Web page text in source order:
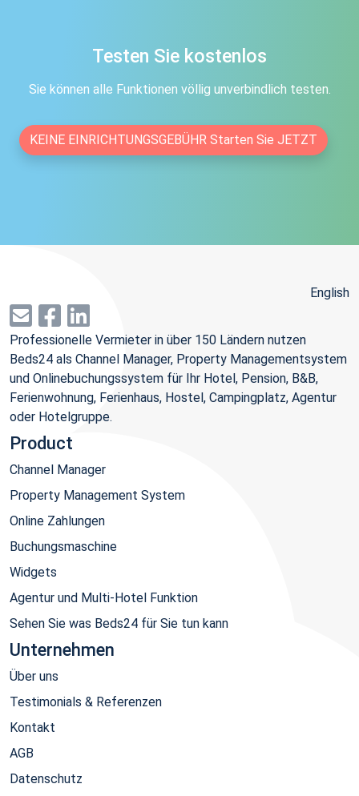
Testen Sie kostenlos
Sie können alle Funktionen völlig unverbindlich testen.
KEINE EINRICHTUNGSGEBÜHR Starten Sie JETZT
English
Professionelle Vermieter in über 150 Ländern nutzen
Beds24 als Channel Manager, Property Managementsystem
und Onlinebuchungssystem für Ihr Hotel, Pension, B&B,
Ferienwohnung, Ferienhaus, Hostel, Campingplatz, Agentur
oder Hotelgruppe.
Product
Channel Manager
Property Management System
Online Zahlungen
Buchungsmaschine
Widgets
Agentur und Multi-Hotel Funktion
Sehen Sie was Beds24 für Sie tun kann
Unternehmen
Über uns
Testimonials & Referenzen
Kontakt
AGB
Datenschutz